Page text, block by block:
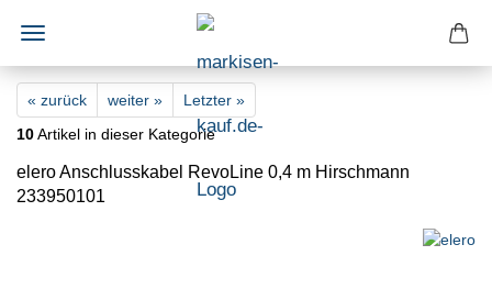
« zurück weiter »
Letzter »
10Artikel in dieser Kategorie
elero Anschlusskabel RevoLine 0,4 m Hirschmann
233950101